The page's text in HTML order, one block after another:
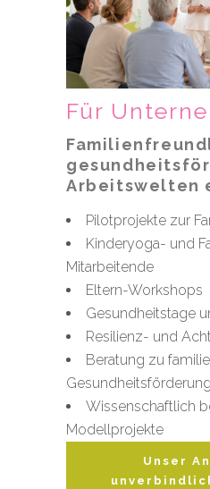
Für
Arbeitswelten
Pilotprojekte zur
Kinderyoga- und
Mitarbeitende
Eltern-Workshops
Gesundheitstage
Resilienz- und
Beratung zu
Gesundheitsförderung
Wissenschaftlich
Modellprojekte
Unser